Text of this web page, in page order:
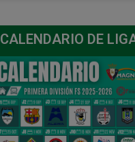
CALENDARIO DE